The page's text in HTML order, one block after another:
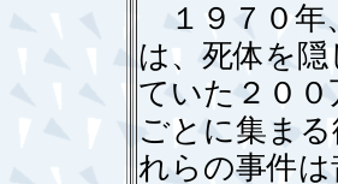
１９７０年
は、死体を
ていた２０
ごとに集ま
れらの事件